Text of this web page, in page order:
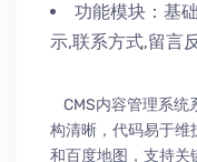
功能模块： 基
示,联系方式,留言
CMS内容管理系统
构清晰，代码易于维
和百度地图，支持关